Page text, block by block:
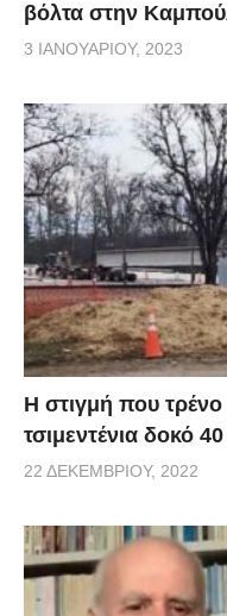
βόλτα στην
3 ΙΑΝΟΥΑΡΊΟΥ, 2023
H στιγμή που
τσιμεντένια δοκό
22 ΔΕΚΕΜΒΡΊΟΥ, 2022